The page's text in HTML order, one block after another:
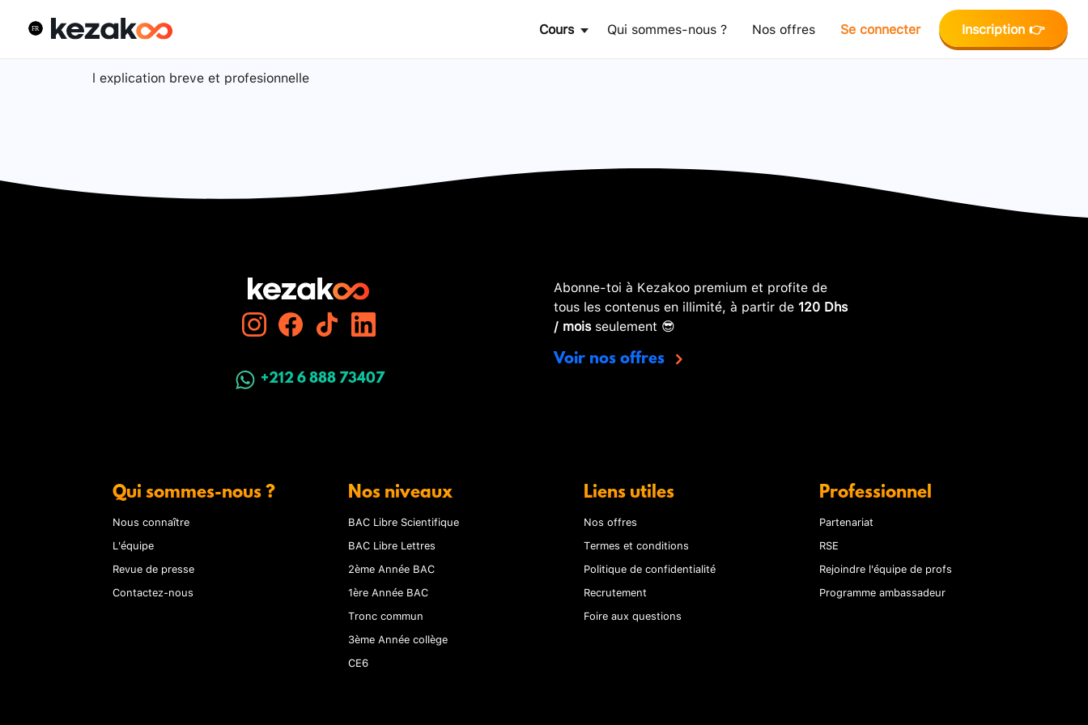
Cours Qui sommes-nous ? Nos offres Se connecter Inscription 👉
l explication breve et profesionnelle
+212 6 888 73407
Abonne-toi à Kezakoo premium et profite de
tous les contenus en illimité, à partir de 120 Dhs
/ moisseulement 😎
Voir nos offres
Qui sommes-nous ?
Nous connaître
L'équipe
Revue de presse
Contactez-nous
Nos niveaux
BAC Libre Scientifique
BAC Libre Lettres
2ème Année BAC
1ère Année BAC
Tronc commun
3ème Année collège
CE6
Liens utiles
Nos offres
Termes et conditions
Politique de confidentialité
Recrutement
Foire aux questions
Professionnel
Partenariat
RSE
Rejoindre l'équipe de profs
Programme ambassadeur